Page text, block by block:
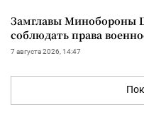
Замглавы Минобороны
соблюдать права
7 августа 2026, 14:47